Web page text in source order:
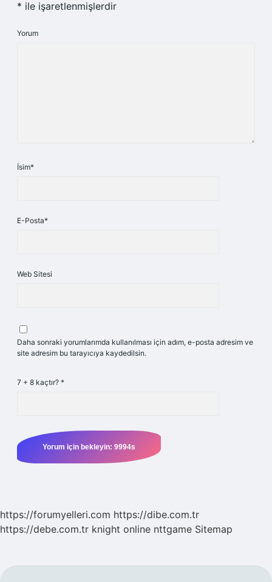
* ile işaretlenmişlerdir
Yorum
İsim*
E-Posta*
Web Sitesi
Daha sonraki yorumlarımda kullanılması için adım, e-posta adresim ve
site adresim bu tarayıcıya kaydedilsin.
7 + 8 kaçtır? *
https://forumyelleri.com https://dibe.com.tr
https://debe.com.tr knight online nttgame Sitemap